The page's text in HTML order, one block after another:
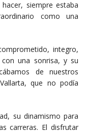
siempre estaba
como una
integro,
una sonrisa, y su
de nuestros
que no podía
su dinamismo para
carreras. El disfrutar